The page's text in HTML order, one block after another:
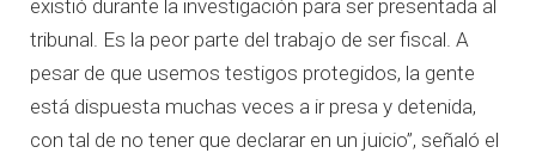
existió durante la investigación para ser presentada al
tribunal. Es la peor parte del trabajo de ser fiscal. A
pesar de que usemos testigos protegidos, la gente
está dispuesta muchas veces a ir presa y detenida,
con tal de no tener que declarar en un juicio”, señaló el